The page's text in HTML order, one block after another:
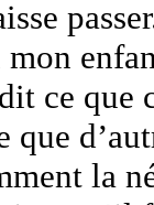
ce que
que
la